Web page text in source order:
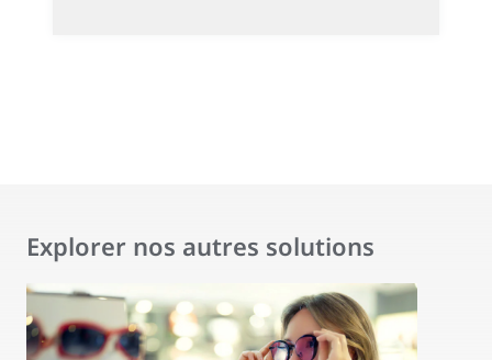
Explorer nos autres solutions